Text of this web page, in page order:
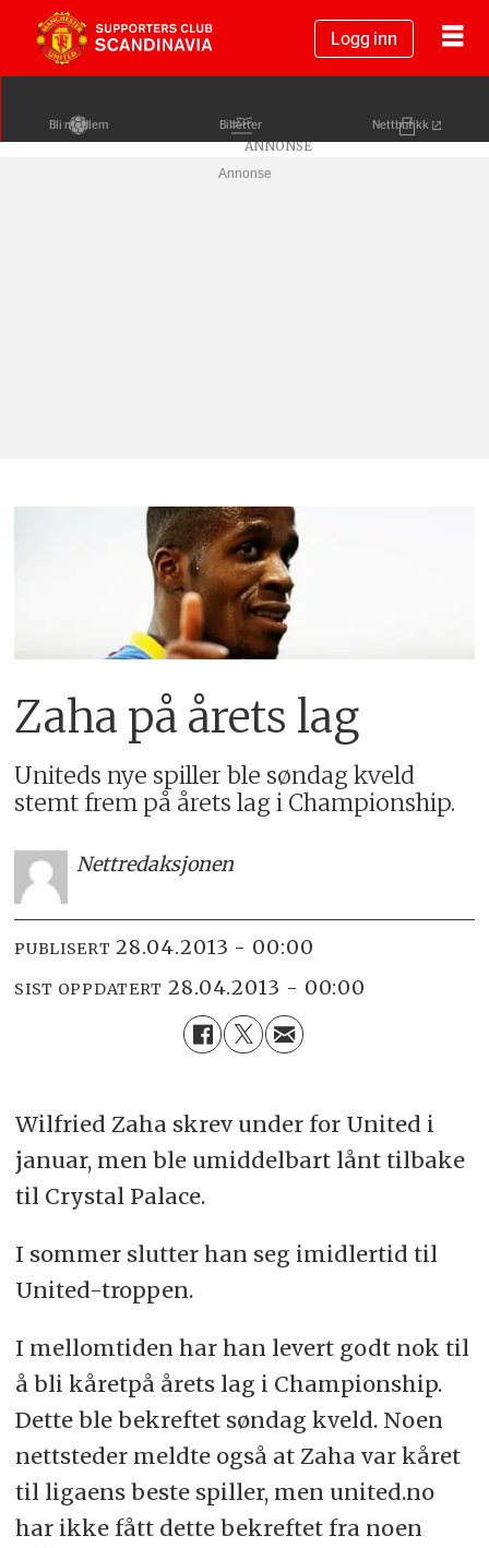
Logg inn
Bli medlem Billetter Nettbutikk
Annonse
Zaha på årets lag
Uniteds nye spiller ble søndag kveld
stemt frem på årets lag i Championship.
Nettredaksjonen
PUBLISERT 28.04.2013 - 00:00
SIST OPPDATERT 28.04.2013 - 00:00
Wilfried Zaha skrev under for United i
januar, men ble umiddelbart lånt tilbake
til Crystal Palace.
I sommer slutter han seg imidlertid til
United-troppen.
I mellomtiden har han levert godt nok til
å bli kåretpå årets lag i Championship.
Dette ble bekreftet søndag kveld. Noen
nettsteder meldte også at Zaha var kåret
til ligaens beste spiller, men united.no
har ikke fått dette bekreftet fra noen